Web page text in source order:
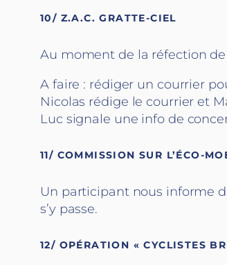
10/ Z.A.C. GRATTE-CIEL
Au moment de la réfection
A faire : rédiger un courrier
Nicolas rédige le courrier et
Luc signale une info de
11/ COMMISSION SUR L’ÉCO-
Un participant nous informe
s’y passe.
12/ OPÉRATION « CYCLISTES